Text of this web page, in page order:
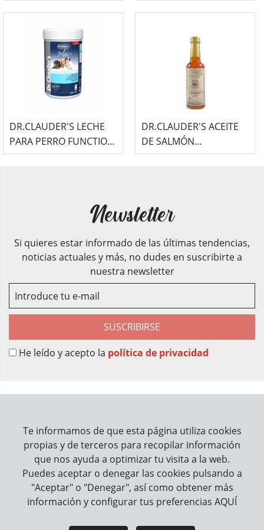
& CARE SUPLEMENTO
SUPLEMENTO
DR.CLAUDER'S LECHE
PARA PERRO FUNCTION
& CARE SUPLEMENTO
DR.CLAUDER'S ACEITE
DE SALMÓN
TRADICIONAL B.A.R.F
Newsletter
Si quieres estar informado de las últimas tendencias,
noticias actuales y más, no dudes en suscribirte a
nuestra newsletter
SUSCRIBIRSE
He leído y acepto la política de privacidad
Información
Cómo trabajamos
Información legal
Te informamos de que esta página utiliza cookies
propias y de terceros para recopilar información
que nos ayuda a optimizar tu visita a la web.
Puedes aceptar o denegar las cookies pulsando a
"Aceptar" o "Denegar", así como obtener más
información y configurar tus preferencias AQUÍ